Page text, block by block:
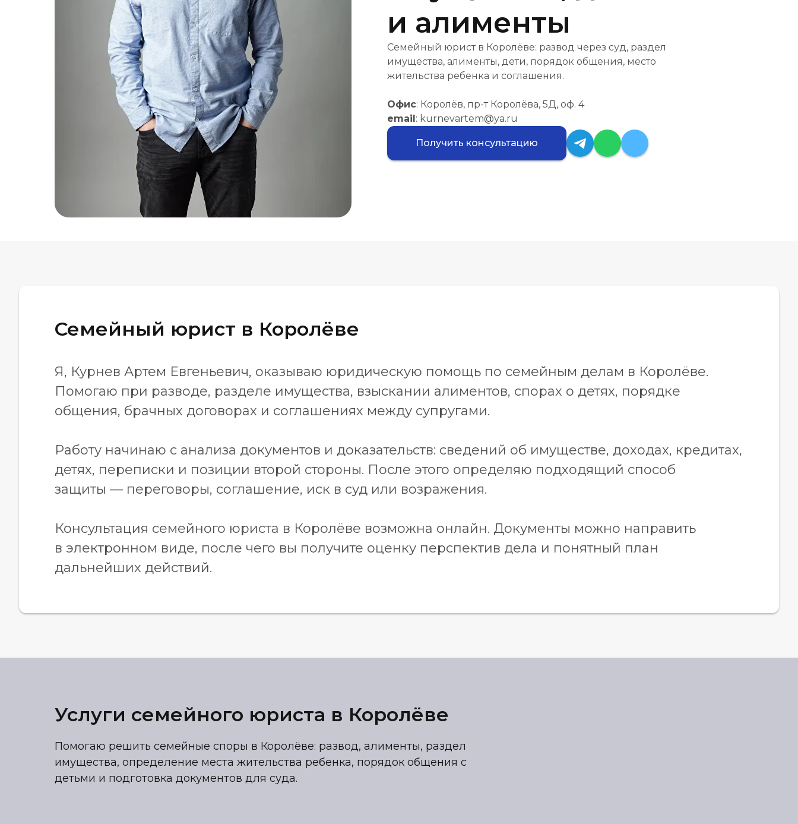
и алименты
Семейный юрист в Королёве: развод через суд, раздел
имущества, алименты, дети, порядок общения, место
жительства ребенка и соглашения.
Офис: Королёв, пр-т Королёва, 5Д, оф. 4
email: kurnevartem@ya.ru
Получить консультацию
Семейный юрист в Королёве
Я, Курнев Артем Евгеньевич, оказываю юридическую помощь по семейным делам в Королёве.
Помогаю при разводе, разделе имущества, взыскании алиментов, спорах о детях, порядке
общения, брачных договорах и соглашениях между супругами.
Работу начинаю с анализа документов и доказательств: сведений об имуществе, доходах, кредитах,
детях, переписки и позиции второй стороны. После этого определяю подходящий способ
защиты — переговоры, соглашение, иск в суд или возражения.
Консультация семейного юриста в Королёве возможна онлайн. Документы можно направить
в электронном виде, после чего вы получите оценку перспектив дела и понятный план
дальнейших действий.
Услуги семейного юриста в Королёве
Помогаю решить семейные споры в Королёве: развод, алименты, раздел
имущества, определение места жительства ребенка, порядок общения с
детьми и подготовка документов для суда.